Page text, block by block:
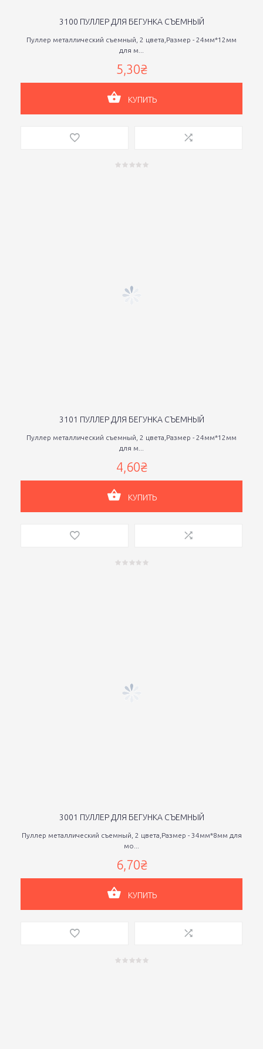
3100 ПУЛЛЕР ДЛЯ БЕГУНКА СЪЕМНЫЙ
Пуллер металлический съемный, 2 цвета,Размер - 24мм*12мм
для м...
5,30₴
КУПИТЬ
3101 ПУЛЛЕР ДЛЯ БЕГУНКА СЪЕМНЫЙ
Пуллер металлический съемный, 2 цвета,Размер - 24мм*12мм
для м...
4,60₴
КУПИТЬ
3001 ПУЛЛЕР ДЛЯ БЕГУНКА СЪЕМНЫЙ
Пуллер металлический съемный, 2 цвета,Размер - 34мм*8мм для
мо...
6,70₴
КУПИТЬ